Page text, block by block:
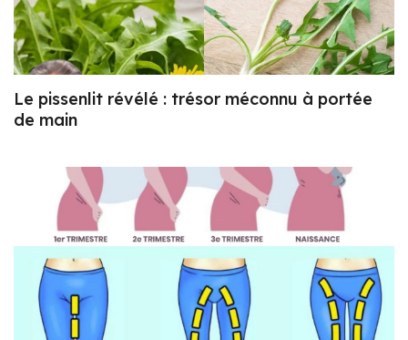
Le pissenlit révélé : trésor méconnu à portée
de main